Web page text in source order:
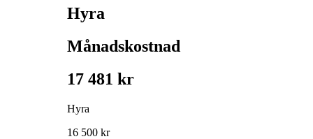
Hyra
Månadskostnad
17 481 kr
Hyra
16 500 kr